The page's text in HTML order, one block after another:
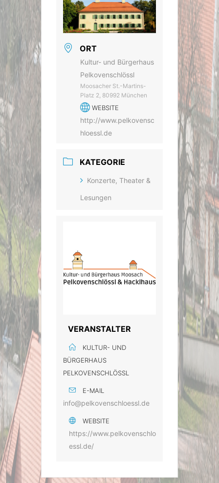
ORT
Kultur- und Bürgerhaus
Pelkovenschlössl
Moosacher St.-Martins-
Platz 2, 80992 München
WEBSITE
http://www.pelkovensc
hloessl.de
KATEGORIE
Konzerte, Theater &
Lesungen
VERANSTALTER
KULTUR- UND
BÜRGERHAUS
PELKOVENSCHLÖSSL
E-MAIL
info@pelkovenschloessl.de
WEBSITE
https://www.pelkovenschlo
essl.de/